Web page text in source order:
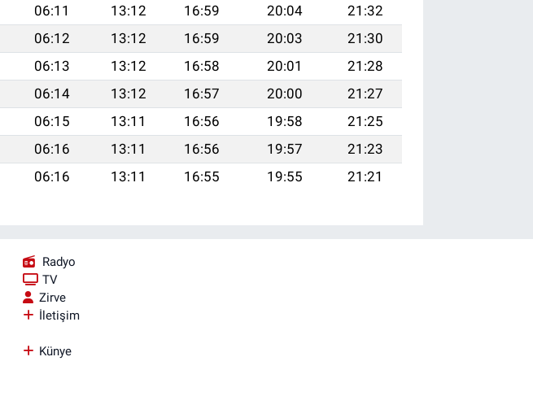
06:11 13:12 16:59 20:04
21:32
06:12 13:12 16:59 20:03
21:30
06:13 13:12 16:58 20:01
21:28
06:14 13:12 16:57 20:00
21:27
06:15 13:11 16:56 19:58
21:25
06:16 13:11 16:56 19:57
21:23
06:16 13:11 16:55 19:55 21:21
Radyo
TV
Zirve
İletişim
Künye